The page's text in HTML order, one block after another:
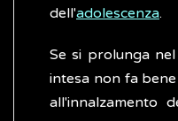
dell'adolescenza.
Se si prolunga
intesa non fa
all'innalzamento